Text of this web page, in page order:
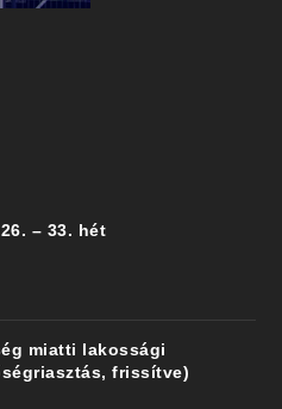
– 33. hét
miatti lakossági
frissítve)